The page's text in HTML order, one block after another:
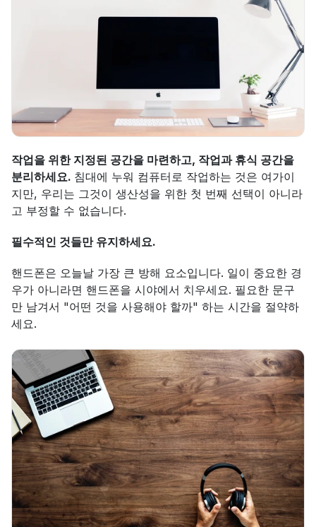
작업을 위한 지정된 공간을 마련하고, 작업과 휴식 공간을
분리하세요. 침대에 누워 컴퓨터로 작업하는 것은 여가이
지만, 우리는 그것이 생산성을 위한 첫 번째 선택이 아니라
고 부정할 수 없습니다.
필수적인 것들만 유지하세요.
핸드폰은 오늘날 가장 큰 방해 요소입니다. 일이 중요한 경
우가 아니라면 핸드폰을 시야에서 치우세요. 필요한 문구
만 남겨서 "어떤 것을 사용해야 할까" 하는 시간을 절약하
세요.